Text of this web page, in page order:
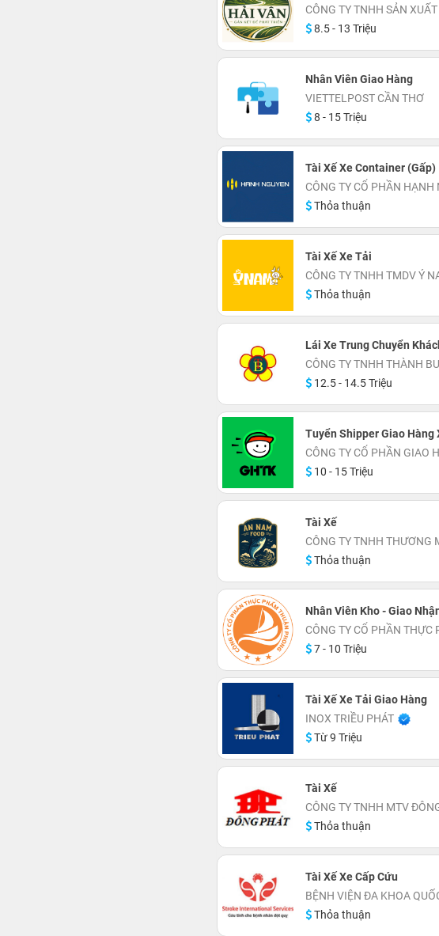
CÔNG TY TNHH SẢN
8.5 - 13 Triệu
Nhân Viên Giao Hàng
VIETTELPOST CẦN THƠ
8 - 15 Triệu
Tài Xế Xe Container (Gấp)
CÔNG TY CỔ PHẦN HẠNH
Thỏa thuận
Tài Xế Xe Tải
CÔNG TY TNHH TMDV Ý
Thỏa thuận
Lái Xe Trung Chuyển
CÔNG TY TNHH THÀNH
12.5 - 14.5 Triệu
Tuyển Shipper Giao Hàng
CÔNG TY CỔ PHẦN GIAO
10 - 15 Triệu
Tài Xế
CÔNG TY TNHH THƯƠNG
Thỏa thuận
Nhân Viên Kho - Giao
CÔNG TY CỔ PHẦN THỰC
7 - 10 Triệu
Tài Xế Xe Tải Giao Hàng
INOX TRIỀU PHÁT
Từ 9 Triệu
Tài Xế
CÔNG TY TNHH MTV
Thỏa thuận
Tài Xế Xe Cấp Cứu
BỆNH VIỆN ĐA KHOA
Thỏa thuận